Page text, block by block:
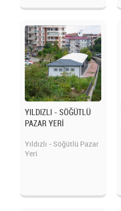
YILDIZLI - SÖĞÜTLÜ
PAZAR YERİ
Yıldızlı - Söğütlü Pazar
Yeri